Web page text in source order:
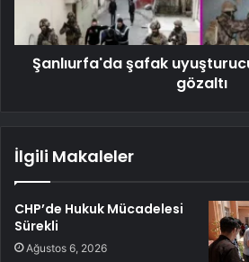
Şanlıurfa'da şafak
gözaltı
İlgili Makaleler
CHP’de Hukuk Mücadelesi
Sürekli
Ağustos 6, 2026